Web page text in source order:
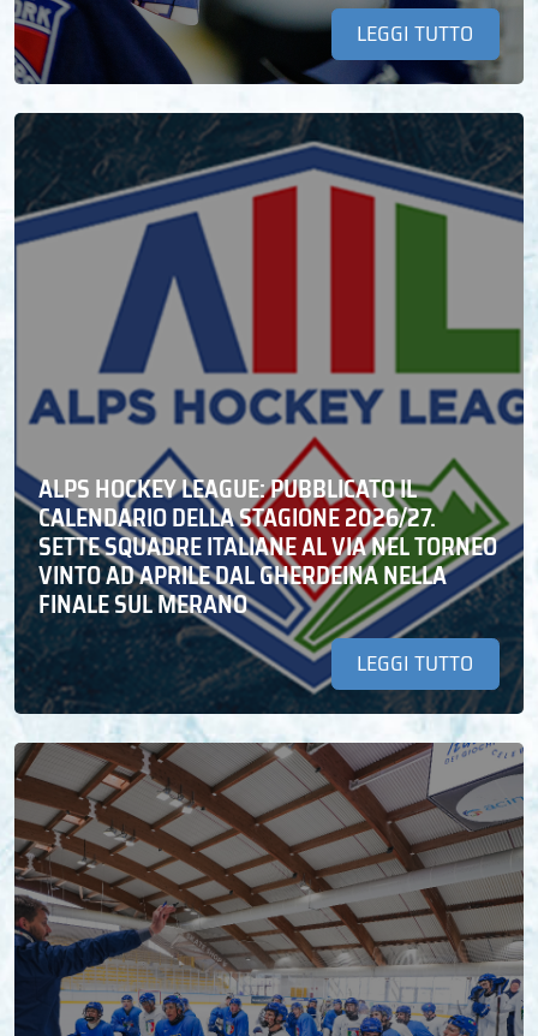
LEGGI TUTTO
ALPS HOCKEY LEAGUE: PUBBLICATO IL
CALENDARIO DELLA STAGIONE 2026/27.
SETTE SQUADRE ITALIANE AL VIA NEL TORNEO
VINTO AD APRILE DAL GHERDEINA NELLA
FINALE SUL MERANO
LEGGI TUTTO